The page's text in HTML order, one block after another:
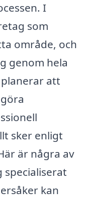
I
som
område, och
genom hela
att
sker enligt
är några av
kan